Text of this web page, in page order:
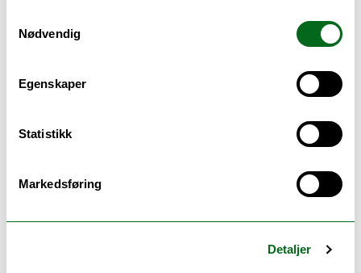
Nødvendig
Egenskaper
Statistikk
Markedsføring
Detaljer
Kontaktinformasjon